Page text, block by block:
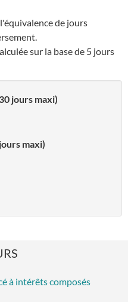
de jours
sur la base de 5 jours
jours maxi)
maxi)
à intérêts composés